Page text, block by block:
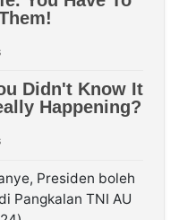
Presiden boleh
Pangkalan TNI AU